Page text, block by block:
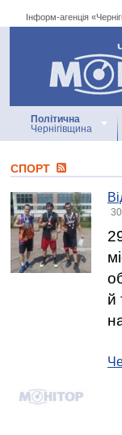
Інформ-агенція
Інформ-
Політична
Чернігівщина
СПОРТ
й